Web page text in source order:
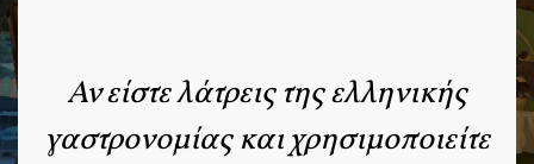
Αν είστε λάτρεις της ελληνικής
γαστρονομίας και χρησιμοποιείτε